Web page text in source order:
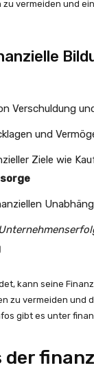
zu vermeiden und
Verschuldung
und
Ziele wie
kann seine
zu vermeiden und
gibt es unter
der